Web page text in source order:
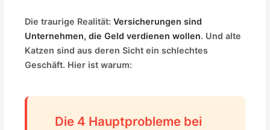
Die traurige Realität:Versicherungen sind
Unternehmen, die Geld verdienen wollen. Und alte
Katzen sind aus deren Sicht ein schlechtes
Geschäft. Hier ist warum:
Die 4 Hauptprobleme bei